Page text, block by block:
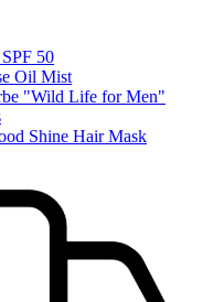
50
Oil Mist
"Wild Life for Men"
Shine Hair Mask